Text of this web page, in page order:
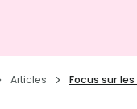
Articles Focus sur